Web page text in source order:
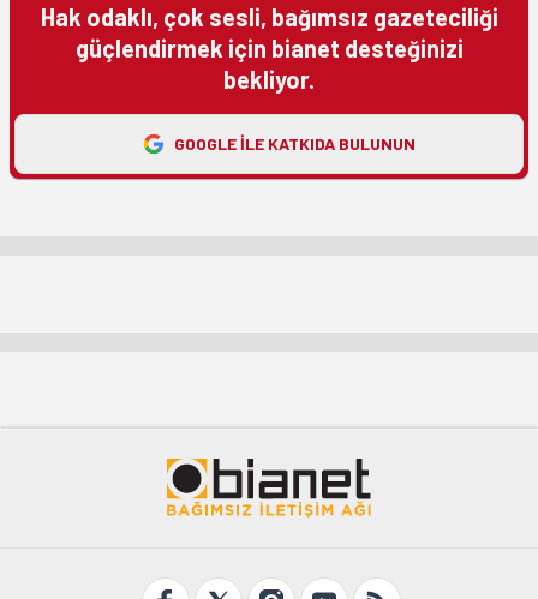
Hak odaklı, çok sesli, bağımsız gazeteciliği
güçlendirmek için bianet desteğinizi
bekliyor.
GOOGLE ILE KATKIDA BULUNUN